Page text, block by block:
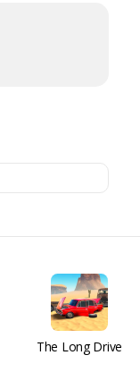
The Long Drive